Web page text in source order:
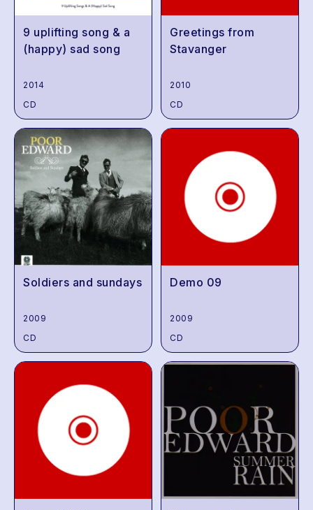
9 uplifting song & a
(happy) sad song
2014
CD
Greetings from
Stavanger
2010
CD
Soldiers and sundays
2009
CD
Demo 09
2009
CD